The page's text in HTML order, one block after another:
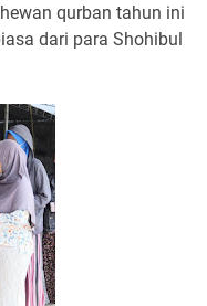
qurban tahun ini
dari para Shohibul